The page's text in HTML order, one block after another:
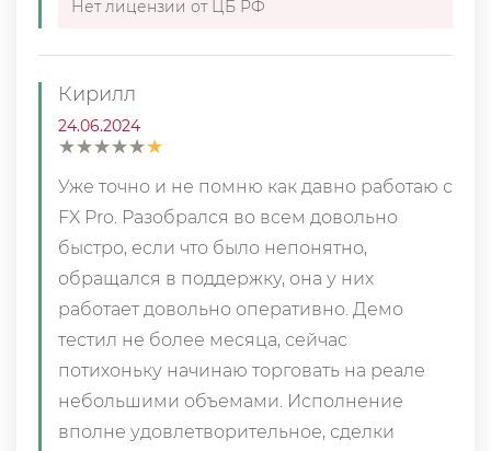
Нет лицензии от ЦБ РФ
Кирилл
24.06.2024
★★
★★
★★
★★
★★
Уже точно и не помню как давно работаю с
FX Pro. Разобрался во всем довольно
быстро, если что было непонятно,
обращался в поддержку, она у них
работает довольно оперативно. Демо
тестил не более месяца, сейчас
потихоньку начинаю торговать на реале
небольшими объемами. Исполнение
вполне удовлетворительное, сделки